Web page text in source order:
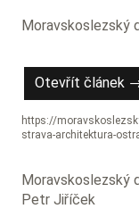
Moravskoslezský
Otevřít článek
https://
strava-architektura-
Moravskoslezský
Petr Jiříček